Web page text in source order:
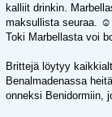
kalliit drinkin.
maksullista seuraa. ☺️
Toki Marbellasta voi
Brittejä löytyy
Benalmadenassa
onneksi Benidormiin,